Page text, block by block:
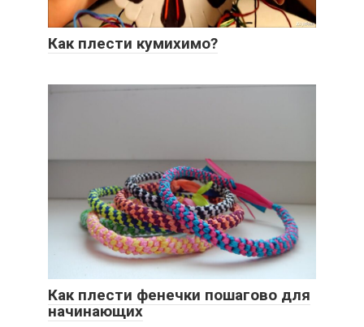
Как плести кумихимо?
Как плести фенечки пошагово для
начинающих